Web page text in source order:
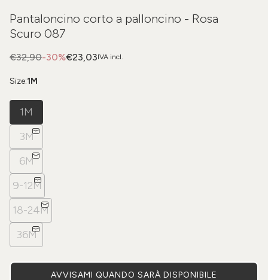
Pantaloncino corto a palloncino - Rosa
Scuro 087
IVA incl.
-30%
€32,90 €23,03
Size:1M
1M
3M
6M
9-12M
18-24M
36M
AVVISAMI QUANDO SARÀ DISPONIBILE